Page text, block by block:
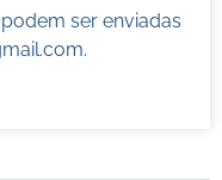
ser enviadas
.